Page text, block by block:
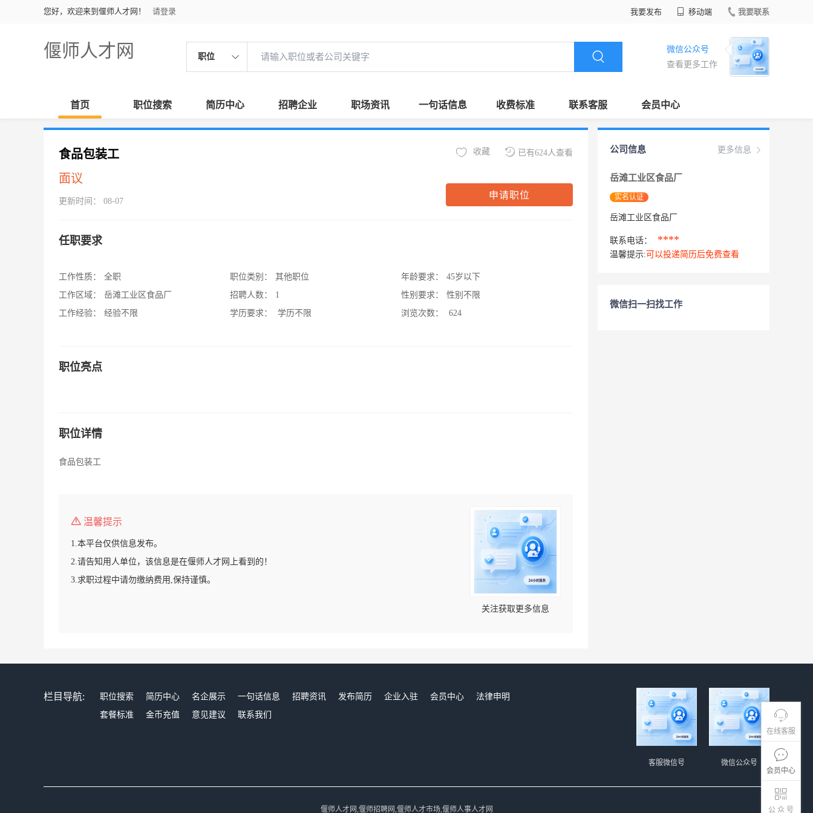
您好，欢迎来到偃师人才网！ 请登录 我要发布 移动端 我要联系
偃师人才网 职位
微信公众号
查看更多工作
首页 职位搜索 简历中心 招聘企业 职场资讯 一句话信息 收费标准 联系客服 会员中心
在线客服
会员中心
公 众 号
食品包装工
面议
更新时间： 08-07
已有624人查看
收藏
申请职位
任职要求
工作性质：
全职
工作区域：
岳滩工业区食品厂
工作经验：
经验不限
职位类别：
其他职位
招聘人数：
1
学历要求：
学历不限
年龄要求：
45岁以下
性别要求：
性别不限
浏览次数：
624
职位亮点
职位详情
食品包装工
温馨提示
1.本平台仅供信息发布。
2.请告知用人单位，该信息是在偃师人才网上看到的！
3.求职过程中请勿缴纳费用,保持谨慎。
关注获取更多信息
更多信息
公司信息
岳滩工业区食品厂
实名认证
岳滩工业区食品厂
联系电话： ****
温馨提示: 可以投递简历后免费查看
微信扫一扫找工作
栏目导航: 职位搜索 简历中心 名企展示 一句话信息 招聘资讯 发布简历 企业入驻 会员中心
法律申明
套餐标准
金币充值 意见建议 联系我们
微信公众号
客服微信号
偃师人才网,偃师招聘网,偃师人才市场,偃师人事人才网